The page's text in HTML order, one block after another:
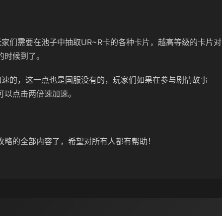
们需要在池子中抽取UR~R卡的各种卡片，越高等级的卡片对
候到了。
的，这一点也是国服没有的，玩家们如果在参与剧情故事
点击两倍速加速。
的全部内容了，希望对所有人都有帮助！